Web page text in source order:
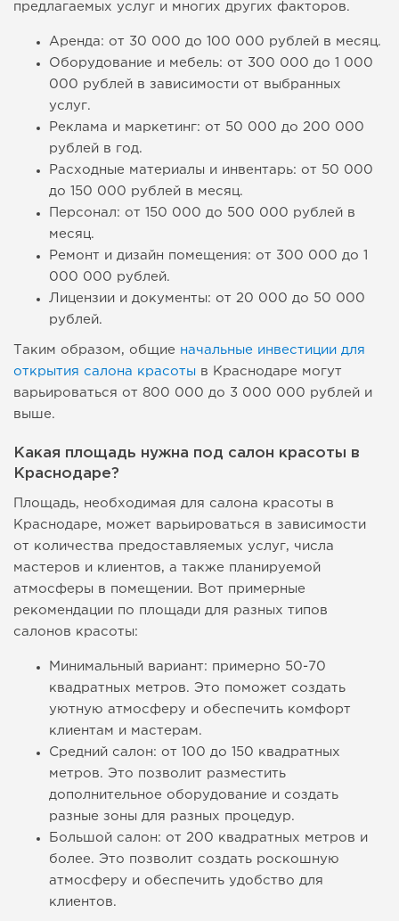
предлагаемых услуг и многих других факторов.
Аренда: от 30 000 до 100 000 рублей в месяц.
Оборудование и мебель: от 300 000 до 1 000
000 рублей в зависимости от выбранных
услуг.
Реклама и маркетинг: от 50 000 до 200 000
рублей в год.
Расходные материалы и инвентарь: от 50 000
до 150 000 рублей в месяц.
Персонал: от 150 000 до 500 000 рублей в
месяц.
Ремонт и дизайн помещения: от 300 000 до 1
000 000 рублей.
Лицензии и документы: от 20 000 до 50 000
рублей.
Таким образом, общие начальные инвестиции для
открытия салона красоты в Краснодаре могут
варьироваться от 800 000 до 3 000 000 рублей и
выше.
Какая площадь нужна под салон красоты в
Краснодаре?
Площадь, необходимая для салона красоты в
Краснодаре, может варьироваться в зависимости
от количества предоставляемых услуг, числа
мастеров и клиентов, а также планируемой
атмосферы в помещении. Вот примерные
рекомендации по площади для разных типов
салонов красоты:
Минимальный вариант: примерно 50-70
квадратных метров. Это поможет создать
уютную атмосферу и обеспечить комфорт
клиентам и мастерам.
Средний салон: от 100 до 150 квадратных
метров. Это позволит разместить
дополнительное оборудование и создать
разные зоны для разных процедур.
Большой салон: от 200 квадратных метров и
более. Это позволит создать роскошную
атмосферу и обеспечить удобство для
клиентов.